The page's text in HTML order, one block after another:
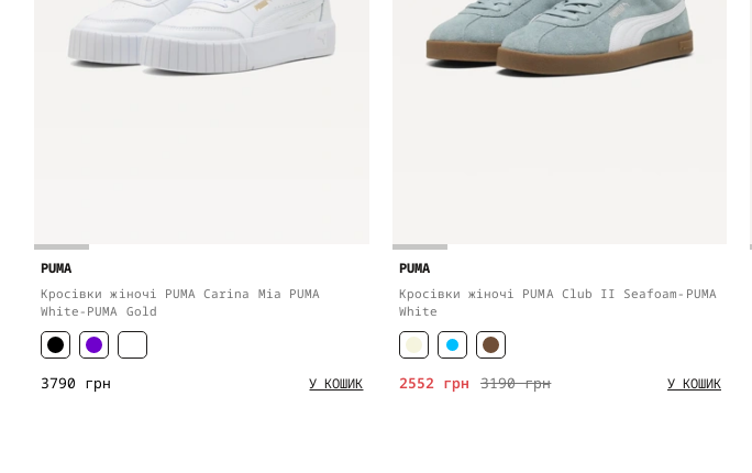
PUMA
Кросівки жіночі PUMA Carina Mia PUMA
White-PUMA Gold
3790 грн У КОШИК
PUMA
Кросівки жіночі PUMA Club II Seafoam-PUMA
White
3190 грн
2552 грн У КОШИК